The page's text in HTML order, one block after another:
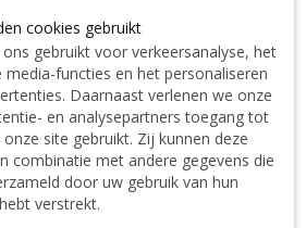
Laag Glas
N'hésitez pas à nous contacter
Feel free to contact us|| Wir liefern
Sie uns. TEL: 0032 9 378 24
HERE !
cookies gebruikt
gebruikt voor verkeersanalyse, het
media-functies en het personaliseren
Daarnaast verlenen we onze
en analysepartners toegang tot
site gebruikt. Zij kunnen deze
combinatie met andere gegevens die
door uw gebruik van hun
verstrekt.